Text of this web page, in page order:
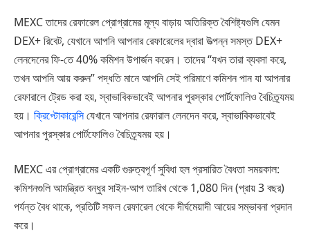
MEXC তাদের রেফারেল প্রোগ্রামের মূল্য বাড়ায় অতিরিক্ত বৈশিষ্ট্যগুলি যেমন
DEX+ রিবেট, যেখানে আপনি আপনার রেফারেলের দ্বারা উত্পন্ন সমস্ত DEX+
লেনদেনের ফি-তে 40% কমিশন উপার্জন করেন। তাদের “যখন তারা ব্যবসা করে,
তখন আপনি আয় করুন” পদ্ধতি মানে আপনি সেই পরিমাণে কমিশন পান যা আপনার
রেফারালে ট্রেড করা হয়, স্বাভাবিকভাবেই আপনার পুরস্কার পোর্টফোলিও বৈচিত্র্যময়
হয়। ক্রিপ্টোকারেন্সিযেখানে আপনার রেফারাল লেনদেন করে, স্বাভাবিকভাবেই
আপনার পুরস্কার পোর্টফোলিও বৈচিত্র্যময় হয়।
MEXC এর প্রোগ্রামের একটি গুরুত্বপূর্ণ সুবিধা হল প্রসারিত বৈধতা সময়কাল:
কমিশনগুলি আমন্ত্রিত বন্ধুর সাইন-আপ তারিখ থেকে 1,080 দিন (প্রায় 3 বছর)
পর্যন্ত বৈধ থাকে, প্রতিটি সফল রেফারেল থেকে দীর্ঘমেয়াদী আয়ের সম্ভাবনা প্রদান
করে।